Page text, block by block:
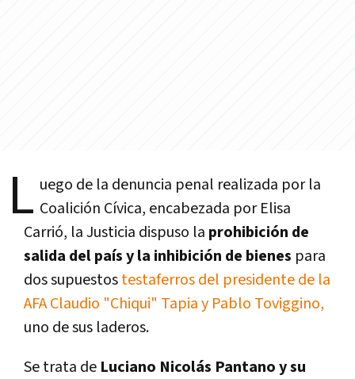
L uego de la denuncia penal realizada por la
Coalición Cívica, encabezada por Elisa
Carrió, la Justicia dispuso la prohibición de
salida del país y la inhibición de bienes para
dos supuestostestaferros del presidente de la
AFA Claudio "Chiqui" Tapia y Pablo Toviggino,
uno de sus laderos.
Se trata de Luciano Nicolás Pantano y su